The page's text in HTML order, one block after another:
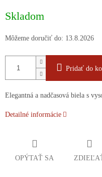
cena:
Skladom
Môžeme doručiť do: 13.8.2026
Pridať do
Elegantná a nadčasová biela s
Detailné informácie
OPÝTAŤ SA